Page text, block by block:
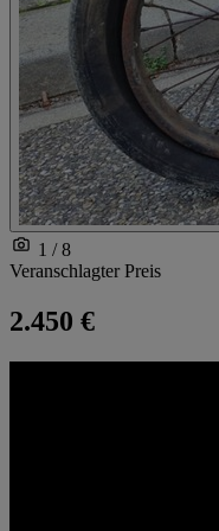
1 / 8
Veranschlagter Preis
2.450 €